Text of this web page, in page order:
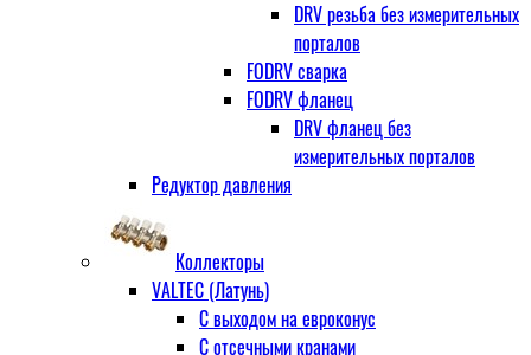
DRV резьба без измерительных
порталов
FODRV сварка
FODRV фланец
DRV фланец без
измерительных порталов
Редуктор давления
Коллекторы
VALTEC (Латунь)
С выходом на евроконус
С отсечными кранами